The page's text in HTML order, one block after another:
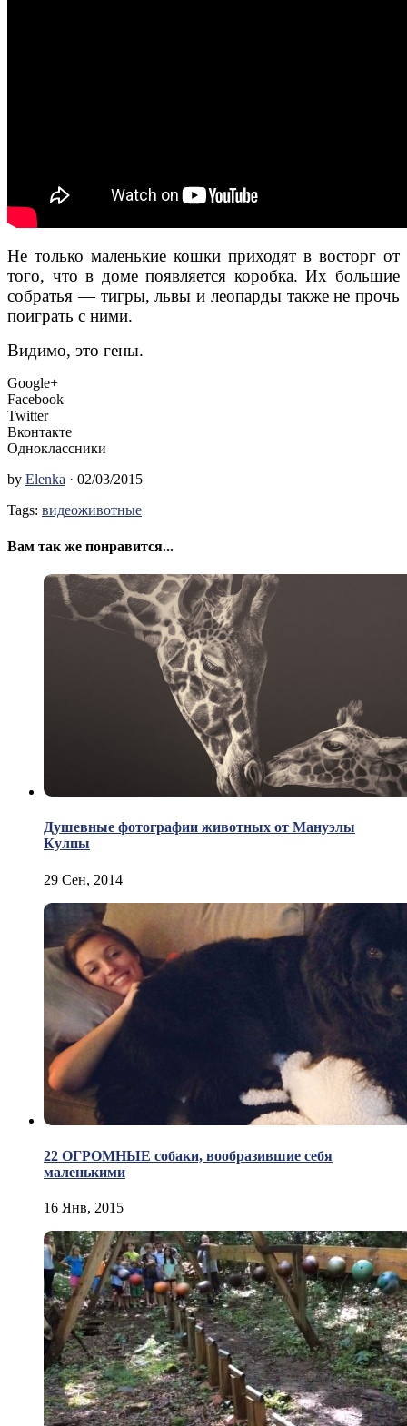
Не только маленькие кошки приходят в восторг от
того, что в доме появляется коробка. Их большие
собратья — тигры, львы и леопарды также не прочь
поиграть с ними.
Видимо, это гены.
Google+
Facebook
Twitter
Вконтакте
Одноклассники
by Elenka · 02/03/2015
Tags: видеоживотные
Вам так же понравится...
Душевные фотографии животных от Мануэлы
Кулпы
29 Сен, 2014
22 ОГРОМНЫЕ собаки, вообразившие себя
маленькими
16 Янв, 2015